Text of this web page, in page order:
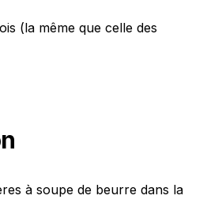
(la même que celle des
à soupe de beurre dans la